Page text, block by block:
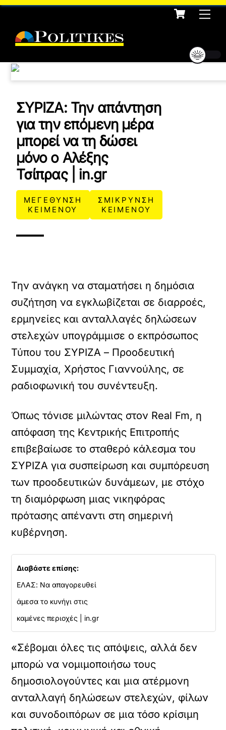
Skip
content
Cart
ΣΥΡΙΖΑ: Την απάντηση
για την επόμενη μέρα
μπορεί να τη δώσει
μόνο ο Αλέξης
Τσίπρας | in.gr
ΜΕΓΕΘΥΝΣΗ
ΚΕΙΜΕΝΟΥ
ΣΜΙΚΡΥΝΣΗ
ΚΕΙΜΕΝΟΥ
Την ανάγκη να σταματήσει η δημόσια
συζήτηση να εγκλωβίζεται σε διαρροές,
ερμηνείες και ανταλλαγές δηλώσεων
στελεχών υπογράμμισε ο εκπρόσωπος
Τύπου του ΣΥΡΙΖΑ – Προοδευτική
Συμμαχία, Χρήστος Γιαννούλης, σε
ραδιοφωνική του συνέντευξη.
Όπως τόνισε μιλώντας στον Real Fm, η
απόφαση της Κεντρικής Επιτροπής
επιβεβαίωσε το σταθερό κάλεσμα του
ΣΥΡΙΖΑ για συσπείρωση και συμπόρευση
των προοδευτικών δυνάμεων, με στόχο
τη διαμόρφωση μιας νικηφόρας
πρότασης απέναντι στη σημερινή
κυβέρνηση.
Διαβάστε επίσης:
ΕΛΑΣ: Να απαγορευθεί
άμεσα το κυνήγι στις
καμένες περιοχές | in.gr
«Σέβομαι όλες τις απόψεις, αλλά δεν
μπορώ να νομιμοποιήσω τους
δημοσιολογούντες και μια ατέρμονη
ανταλλαγή δηλώσεων στελεχών, φίλων
και συνοδοιπόρων σε μια τόσο κρίσιμη